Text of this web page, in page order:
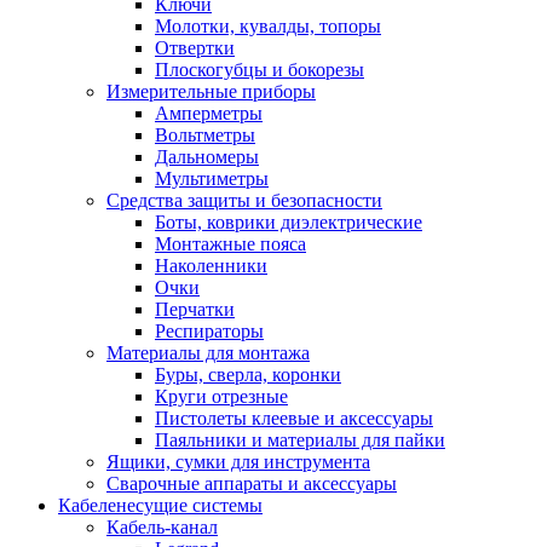
Молотки, кувалды, топоры
Отвертки
Плоскогубцы и бокорезы
Измерительные приборы
Амперметры
Вольтметры
Дальномеры
Мультиметры
Средства защиты и безопасности
Боты, коврики диэлектрические
Монтажные пояса
Наколенники
Очки
Перчатки
Респираторы
Материалы для монтажа
Буры, сверла, коронки
Круги отрезные
Пистолеты клеевые и аксессуары
Паяльники и материалы для пайки
Ящики, сумки для инструмента
Сварочные аппараты и аксессуары
Кабеленесущие системы
Кабель-канал